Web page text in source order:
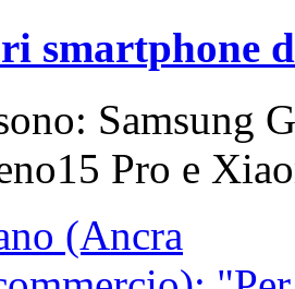
smartphone
Samsung
Pro e